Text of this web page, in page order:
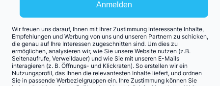
Anmelden
Wir freuen uns darauf, Ihnen mit Ihrer Zustimmung interessante Inhalte,
Empfehlungen und Werbung von uns und unseren Partnern zu schicken,
die genau auf Ihre Interessen zugeschnitten sind. Um dies zu
ermöglichen, analysieren wir, wie Sie unsere Website nutzen (z.B.
Seitenaufrufe, Verweildauer) und wie Sie mit unseren E-Mails
interagieren (z. B. Öffnungs- und Klickraten). So erstellen wir ein
Nutzungsprofil, das Ihnen die relevantesten Inhalte liefert, und ordnen
Sie in passende Werbezielgruppen ein. Ihre Zustimmung können Sie